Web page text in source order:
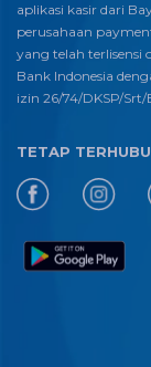
aplikasi kasir dari
perusahaan
yang telah terlisensi
Bank Indonesia
izin 26/74/DKSP/Srt/
TETAP